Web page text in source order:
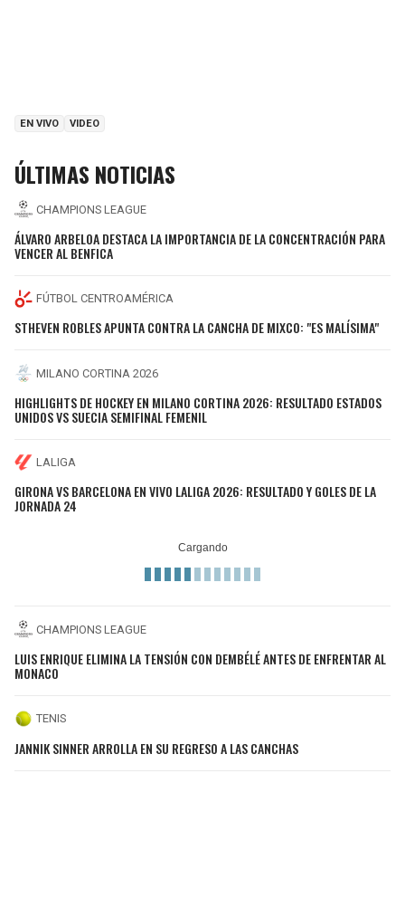
EN VIVO VIDEO
ÚLTIMAS NOTICIAS
CHAMPIONS LEAGUE
ÁLVARO ARBELOA DESTACA LA IMPORTANCIA DE LA CONCENTRACIÓN PARA
VENCER AL BENFICA
FÚTBOL CENTROAMÉRICA
STHEVEN ROBLES APUNTA CONTRA LA CANCHA DE MIXCO: "ES MALÍSIMA"
MILANO CORTINA 2026
HIGHLIGHTS DE HOCKEY EN MILANO CORTINA 2026: RESULTADO ESTADOS
UNIDOS VS SUECIA SEMIFINAL FEMENIL
LALIGA
GIRONA VS BARCELONA EN VIVO LALIGA 2026: RESULTADO Y GOLES DE LA
JORNADA 24
CHAMPIONS LEAGUE
LUIS ENRIQUE ELIMINA LA TENSIÓN CON DEMBÉLÉ ANTES DE ENFRENTAR AL
MONACO
TENIS
JANNIK SINNER ARROLLA EN SU REGRESO A LAS CANCHAS